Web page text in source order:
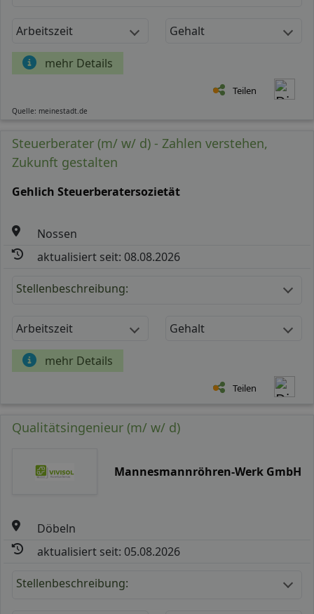
Arbeitszeit Gehalt
mehr Details
Teilen
Quelle: meinestadt.de
Steuerberater (m/ w/ d) - Zahlen verstehen,
Zukunft gestalten
Gehlich Steuerberatersozietät
Nossen
aktualisiert seit: 08.08.2026
Stellenbeschreibung:
Arbeitszeit Gehalt
mehr Details
Teilen
Qualitätsingenieur (m/ w/ d)
Mannesmannröhren-Werk GmbH
Döbeln
aktualisiert seit: 05.08.2026
Stellenbeschreibung: